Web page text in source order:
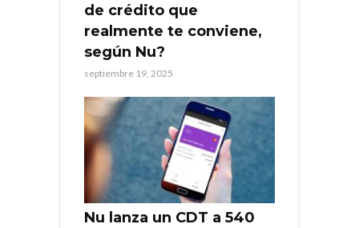
de crédito que
realmente te conviene,
según Nu?
septiembre 19, 2025
Nu lanza un CDT a 540